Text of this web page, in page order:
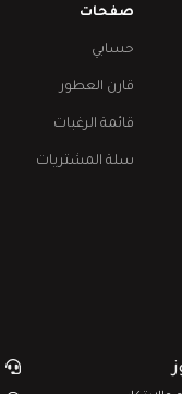
صفحات
حسابي
قارن العطور
قائمة الرغبات
سلة المشتريات